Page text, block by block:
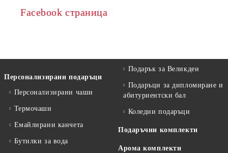
Facebook страница
Персонализирани подаръци
Персонализирани чаши
Термочаши
Емайлирани канчета
Бутилки за вода
Подарък за Великден
Подаръци за дипломиране и
абитуриентски бал
Коледни подаръци
Подаръчни комплекти
Арома комплекти